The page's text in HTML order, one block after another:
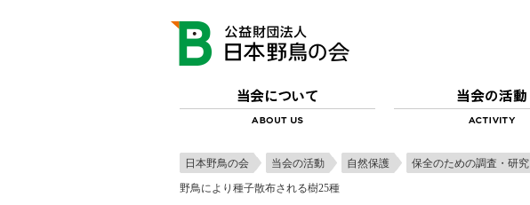
日本野鳥の会 当会の活動 自然保護 保全のための調査・研究
野鳥により種子散布される樹25種